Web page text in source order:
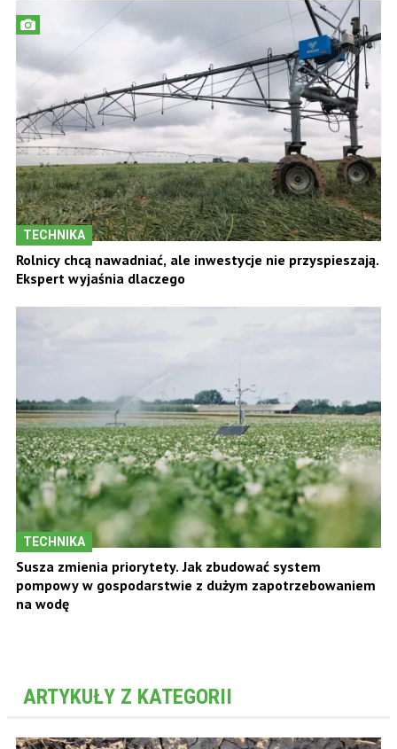
TECHNIKA
Rolnicy chcą nawadniać, ale inwestycje nie przyspieszają.
Ekspert wyjaśnia dlaczego
TECHNIKA
Susza zmienia priorytety. Jak zbudować system
pompowy w gospodarstwie z dużym zapotrzebowaniem
na wodę
ARTYKUŁY Z KATEGORII